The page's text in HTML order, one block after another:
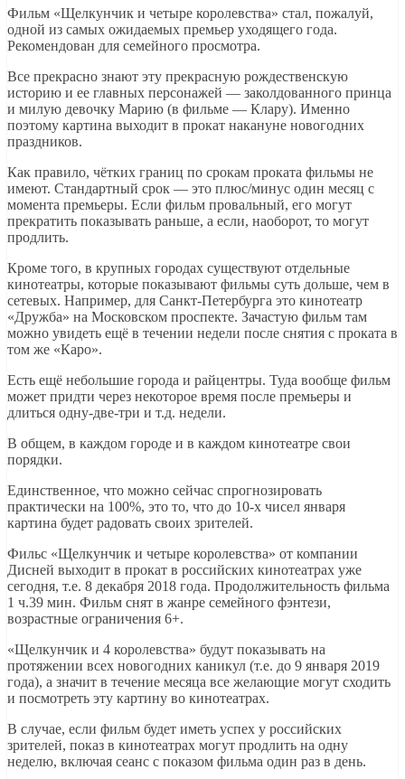
Фильм «Щелкунчик и четыре королевства» стал, пожалуй,
одной из самых ожидаемых премьер уходящего года.
Рекомендован для семейного просмотра.
Все прекрасно знают эту прекрасную рождественскую
историю и ее главных персонажей — заколдованного принца
и милую девочку Марию (в фильме — Клару). Именно
поэтому картина выходит в прокат накануне новогодних
праздников.
Как правило, чётких границ по срокам проката фильмы не
имеют. Стандартный срок — это плюс/минус один месяц с
момента премьеры. Если фильм провальный, его могут
прекратить показывать раньше, а если, наоборот, то могут
продлить.
Кроме того, в крупных городах существуют отдельные
кинотеатры, которые показывают фильмы суть дольше, чем в
сетевых. Например, для Санкт-Петербурга это кинотеатр
«Дружба» на Московском проспекте. Зачастую фильм там
можно увидеть ещё в течении недели после снятия с проката в
том же «Каро».
Есть ещё небольшие города и райцентры. Туда вообще фильм
может придти через некоторое время после премьеры и
длиться одну-две-три и т.д. недели.
В общем, в каждом городе и в каждом кинотеатре свои
порядки.
Единственное, что можно сейчас спрогнозировать
практически на 100%, это то, что до 10-х чисел января
картина будет радовать своих зрителей.
Фильс «Щелкунчик и четыре королевства» от компании
Дисней выходит в прокат в российских кинотеатрах уже
сегодня, т.е. 8 декабря 2018 года. Продолжительность фильма
1 ч.39 мин. Фильм снят в жанре семейного фэнтези,
возрастные ограничения 6+.
«Щелкунчик и 4 королевства» будут показывать на
протяжении всех новогодних каникул (т.е. до 9 января 2019
года), а значит в течение месяца все желающие могут сходить
и посмотреть эту картину во кинотеатрах.
В случае, если фильм будет иметь успех у российских
зрителей, показ в кинотеатрах могут продлить на одну
неделю, включая сеанс с показом фильма один раз в день.